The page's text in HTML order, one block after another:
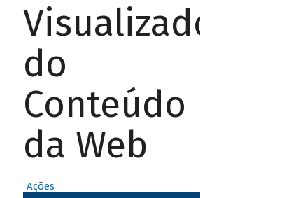
Visualizador
do
Conteúdo
da Web
Ações